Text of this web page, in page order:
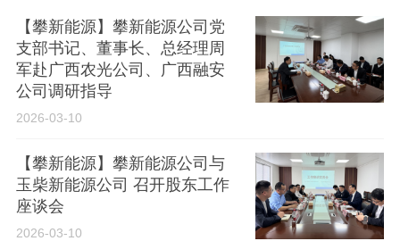
【攀新能源】攀新能源公司党
支部书记、董事长、总经理周
军赴广西农光公司、广西融安
公司调研指导
2026-03-10
【攀新能源】攀新能源公司与
玉柴新能源公司 召开股东工作
座谈会
2026-03-10